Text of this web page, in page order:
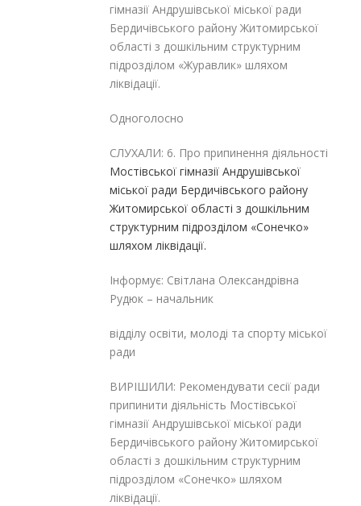
гімназії Андрушівської міської ради
Бердичівського району Житомирської
області з дошкільним структурним
підрозділом «Журавлик» шляхом
ліквідації.
Одноголосно
СЛУХАЛИ: 6. Про припинення діяльності
Мостівської гімназії Андрушівської
міської ради Бердичівського району
Житомирської області з дошкільним
структурним підрозділом «Сонечко»
шляхом ліквідації.
Інформує: Світлана Олександрівна
Рудюк – начальник
відділу освіти, молоді та спорту міської
ради
ВИРІШИЛИ: Рекомендувати сесії ради
припинити діяльність Мостівської
гімназії Андрушівської міської ради
Бердичівського району Житомирської
області з дошкільним структурним
підрозділом «Сонечко» шляхом
ліквідації.